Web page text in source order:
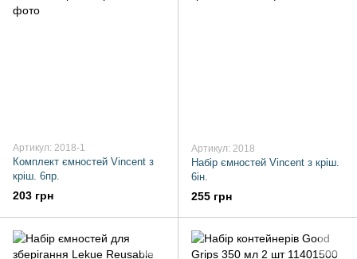
Артикул: 2018-1
Комплект ємностей Vincent з
кріш. 6пр.
203 грн
Артикул: 2018
Набір ємностей Vincent з кріш.
6ін.
255 грн